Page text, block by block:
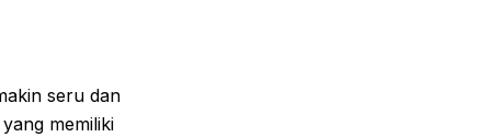
seru dan
memiliki